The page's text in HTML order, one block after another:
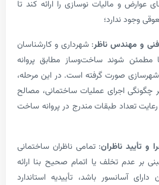
نوسازی را ارائه کند تا
: شهرداری و کارشناسان
ساخت‌وساز مطابق پروانه
گرفته است. در این مرحله،
عملیات ساختمانی، مصالح
مندرج در پروانه ساخت
: تمامی ناظران ساختمانی
یا اتمام صحیح بنا ارائه
باشد، تأییدیه استاندارد